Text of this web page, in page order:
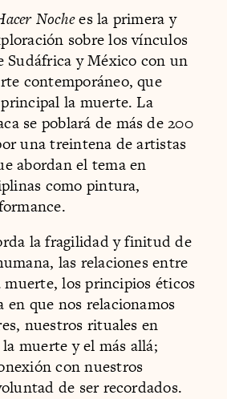
Nochees la primera y
sobre los vínculos
Sudáfrica y México con un
contemporáneo, que
la muerte. La
se poblará de más de 200
una treintena de artistas
abordan el tema en
como pintura,
la fragilidad y finitud de
las relaciones entre
los principios éticos
en que nos relacionamos
nuestros rituales en
muerte y el más allá;
con nuestros
de ser recordados.